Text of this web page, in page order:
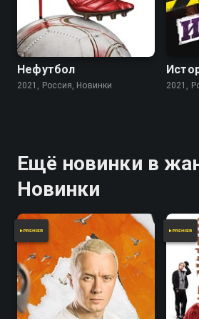
Нефутбол
2021, Россия, Новинки 2021,
Ещё новинки в
Новинки